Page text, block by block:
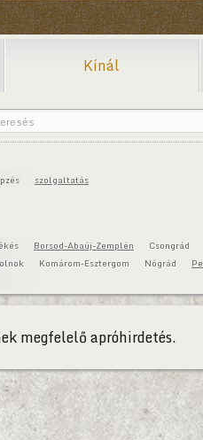
Kínál
szolgaltatás
Borsod-Abaúj-Zemplén
Csongrád
Komárom-Esztergom Nógrád
megfelelő apróhirdetés.